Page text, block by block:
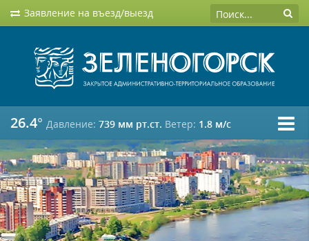
Заявление на въезд/выезд
26.4° Давление: 739 мм рт.ст. Ветер: 1.8 м/c